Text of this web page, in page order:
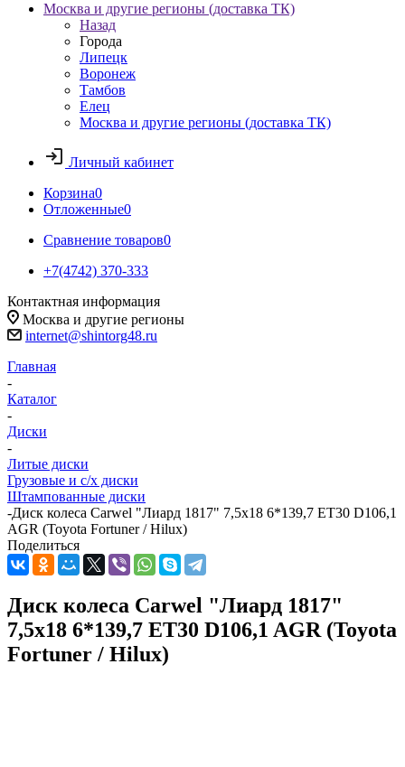
Москва и другие регионы (доставка ТК)
Назад
Города
Липецк
Воронеж
Тамбов
Елец
Москва и другие регионы (доставка ТК)
Личный кабинет
Корзина0
Отложенные0
Сравнение товаров0
+7(4742) 370-333
Контактная информация
Москва и другие регионы
internet@shintorg48.ru
Главная
-
Каталог
-
Диски
-
Литые диски
Грузовые и с/х диски
Штампованные диски
-Диск колеса Carwel "Лиард 1817" 7,5x18 6*139,7 ET30 D106,1
AGR (Toyota Fortuner / Hilux)
Поделиться
Диск колеса Carwel "Лиард 1817"
7,5x18 6*139,7 ET30 D106,1 AGR (Toyota
Fortuner / Hilux)